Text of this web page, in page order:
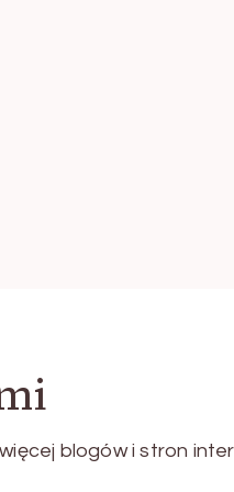
blogów i stron